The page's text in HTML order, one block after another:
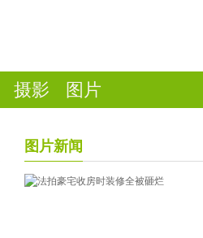
摄影 图片
图片新闻